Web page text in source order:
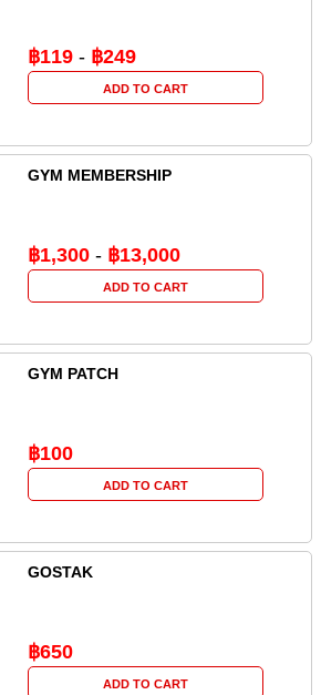
฿119- ฿249
ADD TO CART
GYM MEMBERSHIP
฿1,300- ฿13,000
ADD TO CART
GYM PATCH
฿100
ADD TO CART
GOSTAK
฿650
ADD TO CART